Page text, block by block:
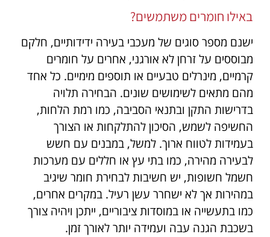
באילו חומרים משתמשים?
ישנם מספר סוגים של מעכבי בעירה ידידותיים, חלקם
מבוססים על זרחן לא אורגני, אחרים על חומרים
קרמיים, מינרלים טבעיים או תוספים מימיים. כל אחד
מהם מתאים לשימושים שונים. הבחירה תלויה
בדרישות התקן ובתנאי הסביבה, כמו רמת הלחות,
החשיפה לשמש, הסיכון להתלקחות או הצורך
בעמידות לטווח ארוך. למשל, במבנים עם חשש
לבעירה מהירה, כמו בתי עץ או חללים עם מערכות
חשמל חשופות, יש חשיבות לבחירת חומר שיגיב
במהירות אך לא ישחרר עשן רעיל. במקרים אחרים,
כמו בתעשייה או במוסדות ציבוריים, ייתכן ויהיה צורך
בשכבת הגנה עבה ועמידה יותר לאורך זמן.